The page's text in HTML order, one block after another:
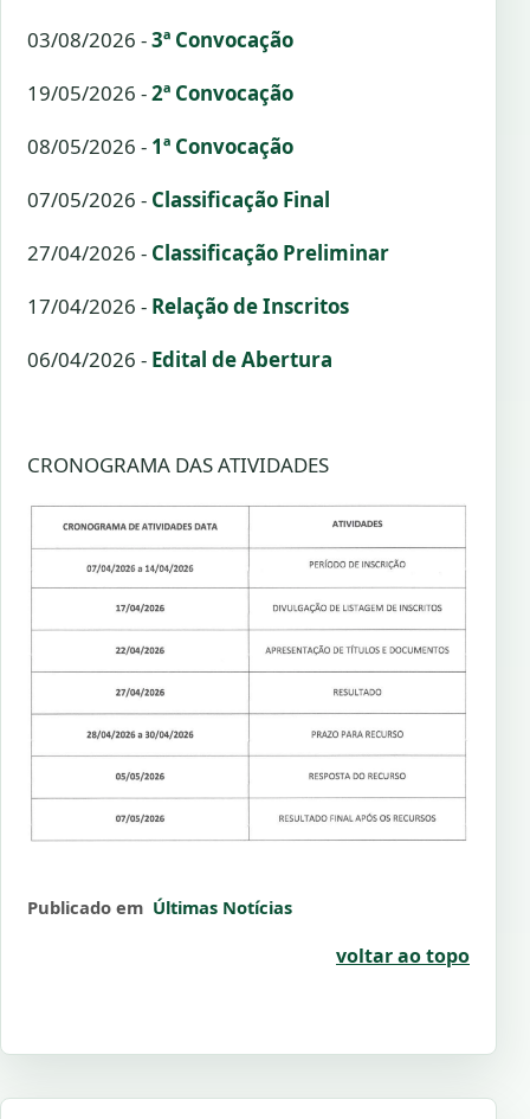
03/08/2026 -3ª Convocação
19/05/2026 -2ª Convocação
08/05/2026 - 1ª Convocação
07/05/2026 - Classificação Final
27/04/2026 - Classificação Preliminar
17/04/2026 - Relação de Inscritos
06/04/2026 - Edital de Abertura
CRONOGRAMA DAS ATIVIDADES
Publicado em Últimas Notícias
voltar ao topo